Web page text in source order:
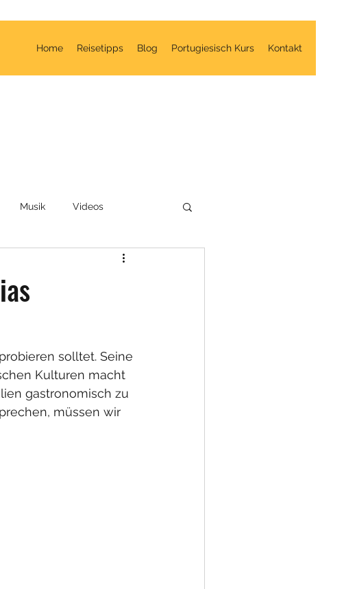
Home Reisetipps Blog Portugiesisch Kurs Kontakt
Musik Videos
solltet. Seine
Kulturen macht
gastronomisch zu
müssen wir